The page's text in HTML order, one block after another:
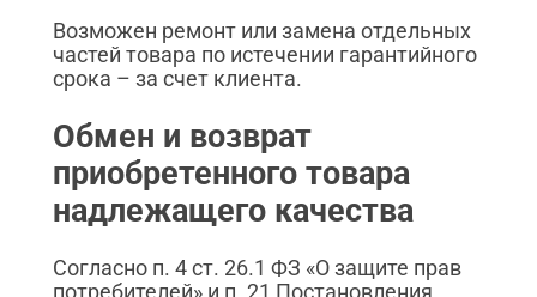
Возможен ремонт или замена отдельных
частей товара по истечении гарантийного
срока – за счет клиента.
Обмен и возврат
приобретенного товара
надлежащего качества
Согласно п. 4 ст. 26.1 ФЗ «О защите прав
потребителей» и п. 21 Постановления